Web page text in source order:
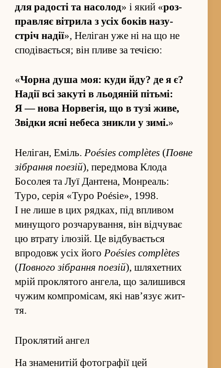
для радості та насолод» і який «роз­
правляє вітрила з усіх боків назу­
стріч надії», Неліган уже ні на що не
сподівається; він пливе за течією:
«Чорна душа моя: куди йду? де я є?
Надії всі закуті в льодяній пітьмі:
Я — нова Норвегія, що в тузі живе,
Звідки ясні небеса зникли у зимі.»
Неліган, Еміль. Poésies complètes (Повне
зі­бра­ння поезій), перед­мова Клода
Босолея та Луї Дантена, Монреаль:
Typo, серія «Typo Poésie», 1998.
І не лише в цих рядках, під впливом
минущого роз­чарува­н­ня, він від­чуває
цю втрату ілюзій. Це від­бувається
впродовж усіх його Poésies complètes
(Повного зі­бра­ння поезій), шляхетних
мрій проклятого ангела, що залишився
чужим ком­промісам, які нав’язує жи­т­
тя.
Проклятий ангел
На знаменитій фото­графії цей